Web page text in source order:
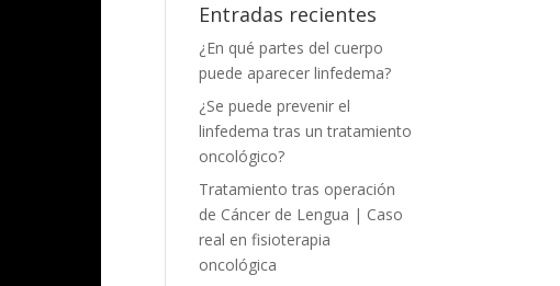
Entradas recientes
¿En qué partes del cuerpo
puede aparecer linfedema?
¿Se puede prevenir el
linfedema tras un tratamiento
oncológico?
Tratamiento tras operación
de Cáncer de Lengua | Caso
real en fisioterapia
oncológica